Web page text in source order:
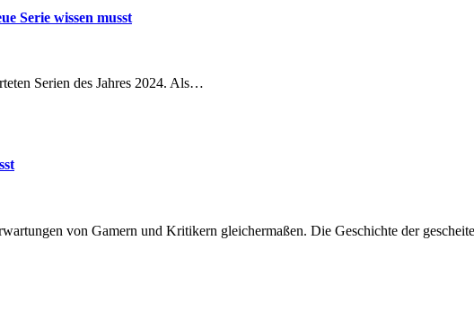
Serie wissen musst
Serien des Jahres 2024. Als…
von Gamern und Kritikern gleichermaßen. Die Geschichte der